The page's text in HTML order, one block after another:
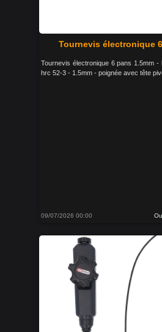
Tournevis électronique
Tournevis électronique 6 pans 1.5mm -
hrc 52-3 - 1.5mm - poignée avec tête
09/07/2026 00:00